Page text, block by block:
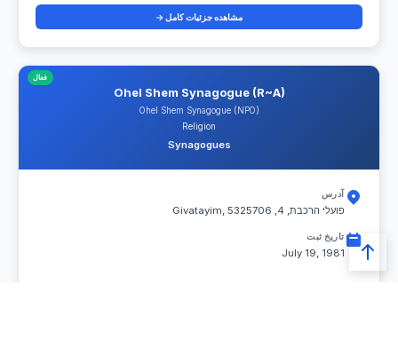
مشاهده جزئیات کامل →
فعال
Ohel Shem Synagogue (R~A)
Ohel Shem Synagogue (NPO)
Religion
Synagogues
آدرس
פועלי הרכבת, 4, Givatayim, 5325706
تاریخ ثبت
July 19, 1981